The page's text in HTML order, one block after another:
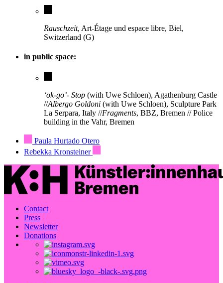
Rauschzeit, Art-Étage und espace libre, Biel,
Switzerland (G)
in public space:
‘ok-go’- Stop (with Uwe Schloen), Agathenburg Castle
//Albergo Goldoni (with Uwe Schloen), Sculpture Park
La Serpara, Italy //Fragments, BBZ, Bremen // Police
building in the Vahr, Bremen
Paula Hurtado Otero
Rebekka Kronsteiner
Contact
Press
Newsletter
Donations